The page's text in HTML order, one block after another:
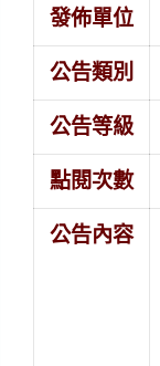
發佈單位
公告類別
公告等級
點閱次數
公告內容